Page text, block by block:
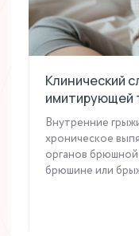
Клинический
имитирующей
Внутренние
хроническое
органов
брюшине или